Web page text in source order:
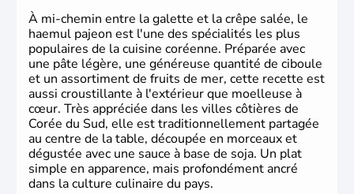
À mi-chemin entre la galette et la crêpe salée, le
haemul pajeon est l'une des spécialités les plus
populaires de la cuisine coréenne. Préparée avec
une pâte légère, une généreuse quantité de ciboule
et un assortiment de fruits de mer, cette recette est
aussi croustillante à l'extérieur que moelleuse à
cœur. Très appréciée dans les villes côtières de
Corée du Sud, elle est traditionnellement partagée
au centre de la table, découpée en morceaux et
dégustée avec une sauce à base de soja. Un plat
simple en apparence, mais profondément ancré
dans la culture culinaire du pays.